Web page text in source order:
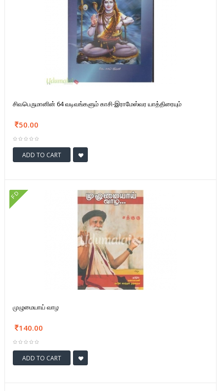
சிவபெருமானின் 64 வடிவங்களும் காசி-இராமேஸ்வர யாத்திரையும்
50.00
ADD TO CART
FD
முழுமையாய் வாழ
140.00
ADD TO CART